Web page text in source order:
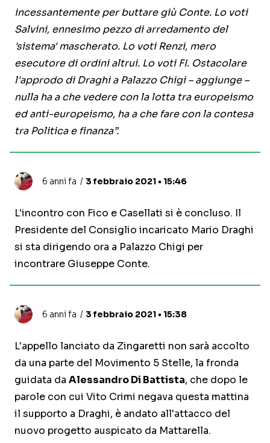
incessantemente per buttare giù Conte. Lo voti
Salvini, ennesimo pezzo di arredamento del
'sistema' mascherato. Lo voti Renzi, mero
esecutore di ordini altrui. Lo voti FI. Ostacolare
l'approdo di Draghi a Palazzo Chigi – aggiunge –
nulla ha a che vedere con la lotta tra europeismo
ed anti-europeismo, ha a che fare con la contesa
tra Politica e finanza”.
6 anni fa 3 febbraio 2021 • 15:46
L'incontro con Fico e Casellati si è concluso. Il
Presidente del Consiglio incaricato Mario Draghi
si sta dirigendo ora a Palazzo Chigi per
incontrare Giuseppe Conte.
6 anni fa 3 febbraio 2021 • 15:38
L'appello lanciato da Zingaretti non sarà accolto
da una parte del Movimento 5 Stelle, la fronda
guidata da Alessandro Di Battista, che dopo le
parole con cui Vito Crimi negava questa mattina
il supporto a Draghi, è andato all'attacco del
nuovo progetto auspicato da Mattarella.